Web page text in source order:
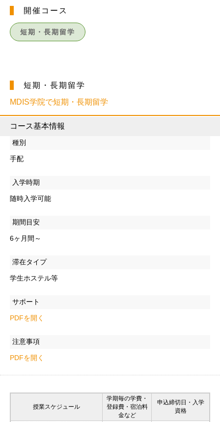
開催コース
短期・長期留学
短期・長期留学
MDIS学院で短期・長期留学
コース基本情報
種別
手配
入学時期
随時入学可能
期間目安
6ヶ月間～
滞在タイプ
学生ホステル等
サポート
PDFを開く
注意事項
PDFを開く
授業スケジュール
学期毎の学費・
登録費・宿泊料
金など
申込締切日・入学
資格